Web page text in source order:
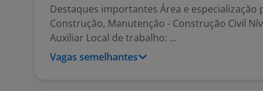
Destaques importantes Área e especialização
Construção, Manutenção - Construção Civil
Auxiliar Local de trabalho: ...
Vagas semelhantes